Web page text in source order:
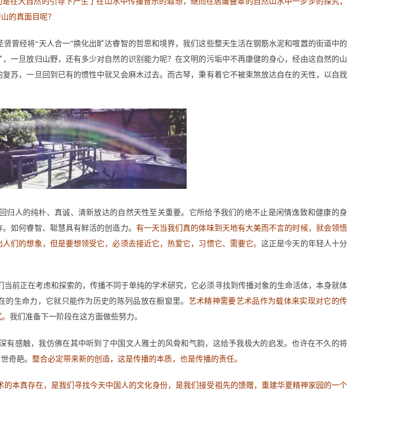
的真面目呢？
贤曾经将“天人合一”换化出旷达睿智的哲思和境界，我们这些整天生活在钢筋水泥和喧嚣的街道中的
一旦放归山野，还有多少对自然的识别能力呢？在文明的污垢中不再康健的身心，经由这自然的山
苏，一旦回到已有的惯性中就又会麻木过去。而古琴，秉有着它不被束煞放达自在的天性，以自戕
归人的纯朴、真诚、清新放达的自然天性至关重要。它所给予我们的绝不止是闲情逸致和健康的身
如何睿智、聪慧具有鲜活的创造力。 有一天当我们真的体味到天地有大美而不言的时候，就会领悟
们的想象，但是要想领受它，必须去接近它，热爱它，习惯它、需要它。这正是今天的年轻人十分
前正在考虑和探索的，传播不同于单纯的学术研究，它必须寻找到传播对象的生命活体，本身就体
生命力，它就只能作为历史的陈列品放在橱窗里。 艺术精神需要艺术品作为载体来实现对它的传
我们准备下一阶段在这方面做些努力。
有感触，我仿佛在其中听到了中国文人雅士的风骨和气韵，这给予我极大的启发。也许在不久的将
奇葩。 整合必定带来新的创造，这是传播的本质，也是传播的责任。
本真存在，是我们寻找今天中国人的文化身份，是我们接受祖先的馈赠，重建华夏精神家园的一个